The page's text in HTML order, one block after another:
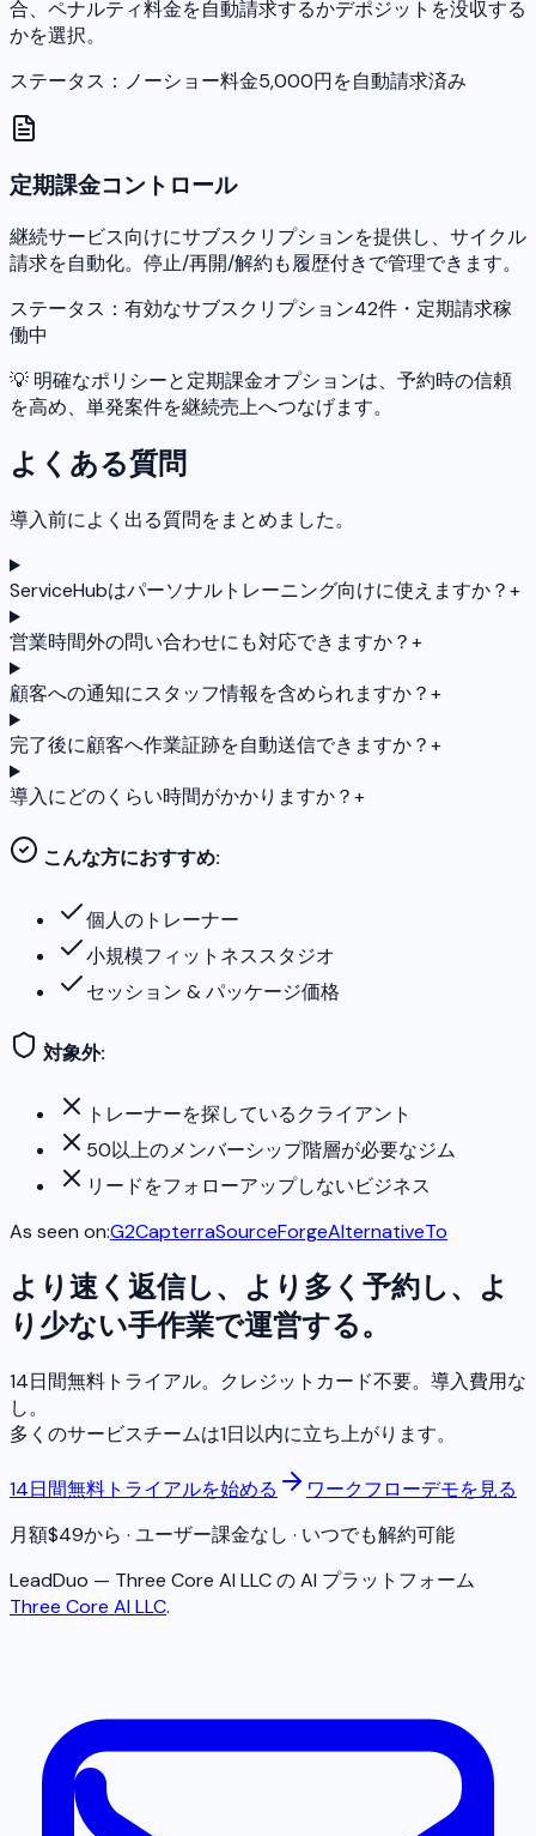
合、ペナルティ料金を自動請求するかデポジットを没収する
かを選択。
ステータス：ノーショー料金5,000円を自動請求済み
定期課金コントロール
継続サービス向けにサブスクリプションを提供し、サイクル
請求を自動化。停止/再開/解約も履歴付きで管理できます。
ステータス：有効なサブスクリプション42件・定期請求稼
働中
💡 明確なポリシーと定期課金オプションは、予約時の信頼
を高め、単発案件を継続売上へつなげます。
よくある質問
導入前によく出る質問をまとめました。
ServiceHubはパーソナルトレーニング向けに使えますか？+
営業時間外の問い合わせにも対応できますか？+
顧客への通知にスタッフ情報を含められますか？+
完了後に顧客へ作業証跡を自動送信できますか？+
導入にどのくらい時間がかかりますか？+
こんな方におすすめ:
個人のトレーナー
小規模フィットネススタジオ
セッション & パッケージ価格
対象外:
トレーナーを探しているクライアント
50以上のメンバーシップ階層が必要なジム
リードをフォローアップしないビジネス
As seen on:G2CapterraSourceForgeAlternativeTo
より速く返信し、より多く予約し、よ
り少ない手作業で運営する。
14日間無料トライアル。クレジットカード不要。導入費用な
し。
多くのサービスチームは1日以内に立ち上がります。
14日間無料トライアルを始める
ワークフローデモを見る
月額$49から · ユーザー課金なし · いつでも解約可能
LeadDuo — Three Core AI LLC の AI プラットフォーム
Three Core AI LLC.